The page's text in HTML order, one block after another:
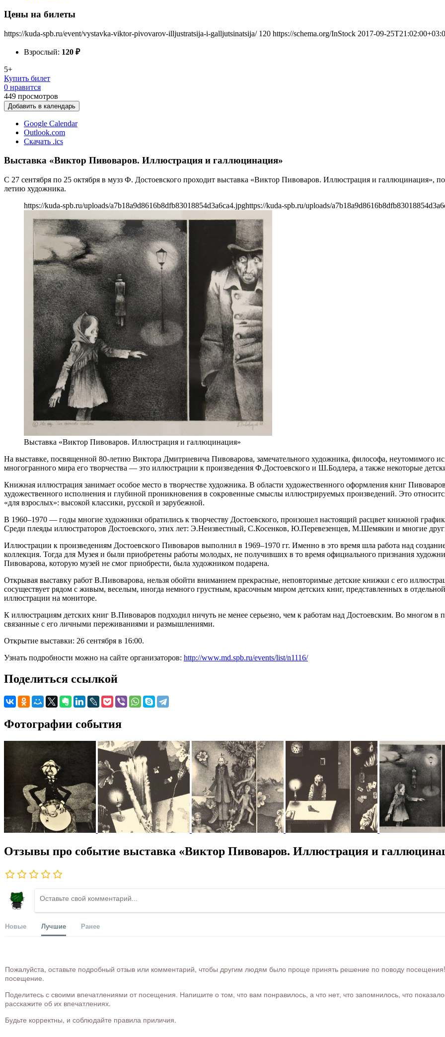
Цены на билеты
https://kuda-spb.ru/event/vystavka-viktor-pivovarov-illjustratsija-i-galljutsinatsija/ 120 https://schema.org/InStock 2017-09-
Взрослый: 120 ₽
5+
Купить билет
0 нравится
449 просмотров
Добавить в календарь
Google Calendar
Outlook.com
Скачать .ics
Выставка «Виктор Пивоваров. Иллюстрация и галлюцинация»
С 27 сентября по 25 октября в музз Ф. Достоевского проходит выставка «Виктор Пивоваров. Иллюстрация и галлюцинация»,
летию художника.
https://kuda-spb.ru/uploads/a7b18a9d8616b8dfb83018854d3a6ca4.jpghttps://kuda-spb.ru/uploads/
Выставка «Виктор Пивоваров. Иллюстрация и галлюцинация»
На выставке, посвященной 80-летию Виктора Дмитриевича Пивоварова, замечательного художника, философа, неутомимого
многогранного мира его творчества — это иллюстрации к произведения Ф.Достоевского и Ш.Бодлера, а также некоторые
Книжная иллюстрация занимает особое место в творчестве художника. В области художественного оформления книг
художественного исполнения и глубиной проникновения в сокровенные смыслы иллюстрируемых произведений. Это
«для взрослых»: высокой классики, русской и зарубежной.
В 1960–1970 — годы многие художники обратились к творчеству Достоевского, произошел настоящий расцвет книжной
Среди плеяды иллюстраторов Достоевского, этих лет: Э.Неизвестный, С.Косенков, Ю.Перевезенцев, М.Шемякин и многие
Иллюстрации к произведениям Достоевского Пивоваров выполнил в 1969–1970 гг. Именно в это время шла работа над
коллекция. Тогда для Музея и были приобретены работы молодых, не получивших в то время официального признания
Пивоварова, которую музей не смог приобрести, была художником подарена.
Открывая выставку работ В.Пивоварова, нельзя обойти вниманием прекрасные, неповторимые детские книжки с его
сосуществует рядом с живым, веселым, иногда немного грустным, красочным миром детских книг, представленных в
иллюстрации на мониторе.
К иллюстрациям детских книг В.Пивоваров подходил ничуть не менее серьезно, чем к работам над Достоевским. Во многом в
связанные с его личными переживаниями и размышлениями.
Открытие выставки: 26 сентября в 16:00.
Узнать подробности можно на сайте организаторов: http://www.md.spb.ru/events/list/n1116/
Поделиться ссылкой
Фотографии события
Отзывы про событие выставка «Виктор Пивоваров. Иллюстрация и
Новые Лучшие Ранее
Пожалуйста, оставьте подробный отзыв или комментарий, чтобы другим людям было проще принять решение по поводу посещения!
посещение.
Поделитесь с своими впечатлениями от посещения. Напишите о том, что вам понравилось, а что нет, что запомнилось, что
расскажите об их впечатлениях.
Будьте корректны, и соблюдайте правила приличия.